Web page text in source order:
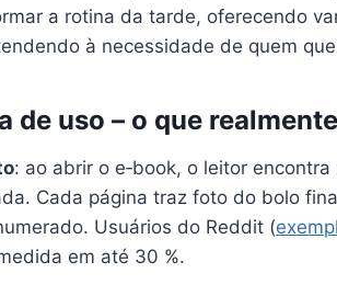
a rotina da tarde, oferecendo
à necessidade de quem
de uso – o que
: ao abrir o e‑book, o leitor
Cada página traz foto do bolo
Usuários do Reddit (
em até 30 %.